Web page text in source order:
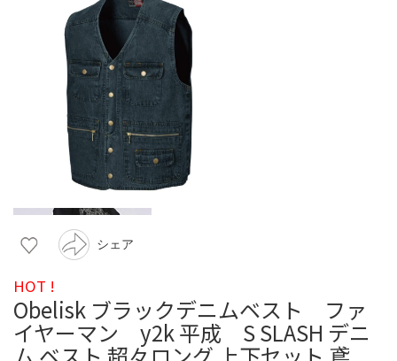
シェア
HOT !
Obelisk ブラックデニムベスト ファ
イヤーマン y2k 平成 S SLASH デニ